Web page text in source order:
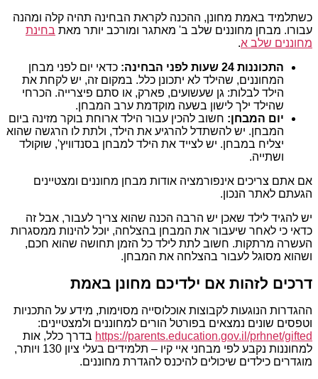
כשתלמיד באמת מחונן, ההכנה לקראת הבחינה תהיה קלה ומהנה
עבורו. מבחן מחוננים שלב ב' מאתגר ומורכב יותר מאת בחינת
מחוננים שלב א.
התכוננות 24 שעות לפני הבחינה:
כדאי יום לפני מבחן
המחוננים, שהילד לא יתכונן כלל. במקום זה, יש לקחת את
הילד לבלות: גן שעשועים, פארק, או סתם פיצרייה. הכרחי
שהילד ילך לישון בשעה מוקדמת ערב המבחן.
יום המבחן: חשוב להכין עבור הילד ארוחת בוקר מזינה ביום
המבחן. יש להשתדל להרגיע את הילד, ולתת לו הרגשה שהוא
יצליח במבחן. יש לצייד את הילד למבחן בסנדוויץ', שוקולד
ושתייה.
אם אתם צריכים אינפורמציה אודות מבחן מחוננים ומצטיינים
הגעתם לאתר הנכון.
יש להגיד לילד שאכן יש הרבה הכנה שהוא צריך לעבור, אבל זה
כדאי כי לאחר שיעבור את המבחן בהצלחה, יוכל להינות ממסגרות
העשרה מרתקות. חשוב לתת לילד כל הזמן תחושה שהוא חכם,
ושהוא מסוגל לעבור בהצלחה את המבחן.
דרכים לזהות אם ילדיכם מחונן באמת
ההגדרות הנוגעות לקבוצות אוכלוסייה מסוימות, מידע על התכניות
וטפסים שונים נמצאים בפורטל הורים למחוננים ולמצטיינים:
https://parents.education.gov.il/prhnet/gifted בדרך כלל, אות
למחוננות נקבע לפי מבחני איי קיו – תלמידים בעלי ציון 130 ויותר,
מוגדרים כילדים שיכולים להיכנס להגדרת מחוננים.